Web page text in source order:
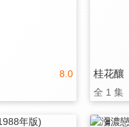
8.0 桂花釀
全 1 集